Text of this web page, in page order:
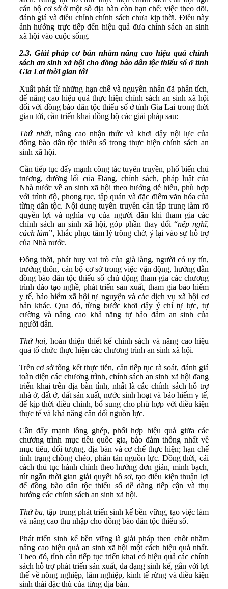
cán bộ cơ sở ở một số địa bàn còn hạn chế; việc theo dõi,
đánh giá và điều chỉnh chính sách chưa kịp thời. Điều này
ảnh hưởng trực tiếp đến hiệu quả đưa chính sách an sinh
xã hội vào cuộc sống.
2.3. Giải pháp cơbản nhằm nâng cao hiệu quả chính
sáchan sinh xã hộicho đồng bào dân tộc thiểu sốởtỉnh
Gia Lai thời gian tới
Xuất phát từ những hạn chế và nguyên nhân đã phân tích,
để nâng cao hiệu quả thực hiện chính sách an sinh xã hội
đối với đồng bào dân tộc thiểu số ở tỉnh Gia Lai trong thời
gian tới, cần triển khai đồng bộ các giải pháp sau:
Thứ nhất, nâng cao nhận thức và khơi dậy nội lực của
đồng bào dân tộc thiểu số trong thực hiện chính sách an
sinh xã hội.
Cần tiếp tục đẩy mạnh công tác tuyên truyền, phổ biến chủ
trương, đường lối của Đảng, chính sách, pháp luật của
Nhà nước về an sinh xã hội theo hướng dễ hiểu, phù hợp
với trình độ, phong tục, tập quán và đặc điểm văn hóa của
từng dân tộc. Nội dung tuyên truyền cần tập trung làm rõ
quyền lợi và nghĩa vụ của người dân khi tham gia các
chính sách an sinh xã hội, góp phần thay đổi “nếp nghĩ,
cách làm”, khắc phục tâm lý trông chờ, ỷ lại vào sự hỗ trợ
của Nhà nước.
Đồng thời, phát huy vai trò của già làng, người có uy tín,
trưởng thôn, cán bộ cơ sở trong việc vận động, hướng dẫn
đồng bào dân tộc thiểu số chủ động tham gia các chương
trình đào tạo nghề, phát triển sản xuất, tham gia bảo hiểm
y tế, bảo hiểm xã hội tự nguyện và các dịch vụ xã hội cơ
bản khác. Qua đó, từng bước khơi dậy ý chí tự lực, tự
cường và nâng cao khả năng tự bảo đảm an sinh của
người dân.
Thứ hai, hoàn thiện thiết kế chính sách và nâng cao hiệu
quả tổ chức thực hiện các chương trình an sinh xã hội.
Trên cơ sở tổng kết thực tiễn, cần tiếp tục rà soát, đánh giá
toàn diện các chương trình, chính sách an sinh xã hội đang
triển khai trên địa bàn tỉnh, nhất là các chính sách hỗ trợ
nhà ở, đất ở, đất sản xuất, nước sinh hoạt và bảo hiểm y tế,
để kịp thời điều chỉnh, bổ sung cho phù hợp với điều kiện
thực tế và khả năng cân đối nguồn lực.
Cần đẩy mạnh lồng ghép, phối hợp hiệu quả giữa các
chương trình mục tiêu quốc gia, bảo đảm thống nhất về
mục tiêu, đối tượng, địa bàn và cơ chế thực hiện; hạn chế
tình trạng chồng chéo, phân tán nguồn lực. Đồng thời, cải
cách thủ tục hành chính theo hướng đơn giản, minh bạch,
rút ngắn thời gian giải quyết hồ sơ, tạo điều kiện thuận lợi
để đồng bào dân tộc thiểu số dễ dàng tiếp cận và thụ
hưởng các chính sách an sinh xã hội.
Thứ ba, tập trung phát triển sinh kế bền vững, tạo việc làm
và nâng cao thu nhập cho đồng bào dân tộc thiểu số.
Phát triển sinh kế bền vững là giải pháp then chốt nhằm
nâng cao hiệu quả an sinh xã hội một cách hiệu quả nhất.
Theo đó, tỉnh cần tiếp tục triển khai có hiệu quả các chính
sách hỗ trợ phát triển sản xuất, đa dạng sinh kế, gắn với lợi
thế về nông nghiệp, lâm nghiệp, kinh tế rừng và điều kiện
sinh thái đặc thù của từng địa bàn.